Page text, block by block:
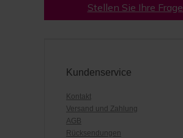
Stellen Sie Ihre Frage.
Kundenservice
Kontakt
Versand und Zahlung
AGB
Rücksendungen